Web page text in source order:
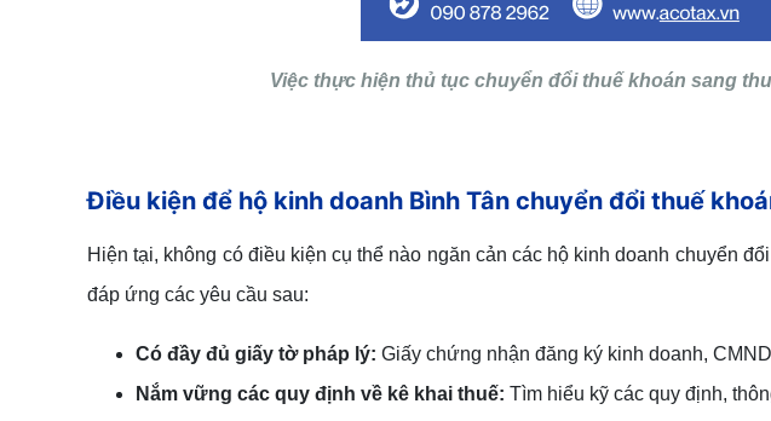
Việc thực hiện thủ tục chuyển đổi thuế khoán sang
Điều kiện để hộ kinh doanh Bình Tân chuyển đổi thuế
Hiện tại, không có điều kiện cụ thể nào ngăn cản các hộ kinh doanh chuyển
đáp ứng các yêu cầu sau:
Có đầy đủ giấy tờ pháp lý: Giấy chứng nhận đăng ký kinh doanh,
Nắm vững các quy định về kê khai thuế: Tìm hiểu kỹ các quy định,